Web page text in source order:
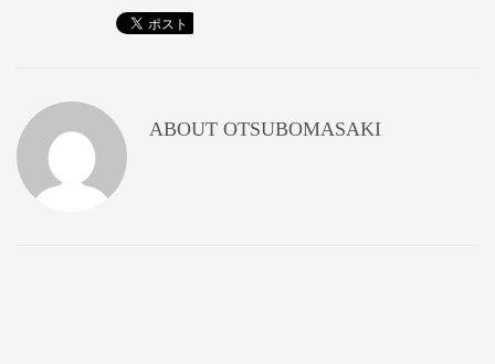
ABOUT OTSUBOMASAKI